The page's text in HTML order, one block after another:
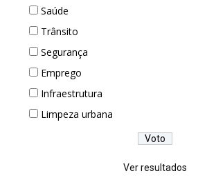
Saúde
Trânsito
Segurança
Emprego
Infraestrutura
Limpeza urbana
Ver resultados